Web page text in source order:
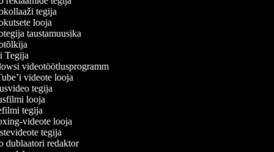
tegija
looja
taustamuusika
videotöötlusprogramm
videote looja
tegija
looja
tegija
videote looja
tegija
redaktor